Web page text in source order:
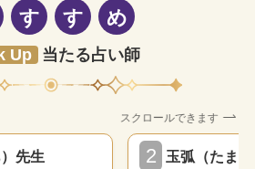
す す め
Up 当たる占い師
スクロールできます
先生 2 玉弧（たま